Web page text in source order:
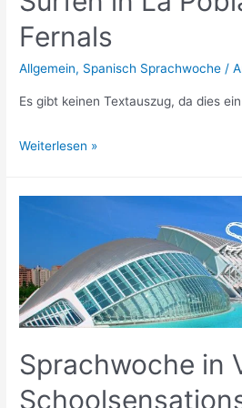
Fernals
Allgemein, Spanisch Sprachwoche /
Es gibt keinen Textauszug, da dies
Geschützt:
Pobla
de
Fernals
Weiterlesen »
Sprachwoche in